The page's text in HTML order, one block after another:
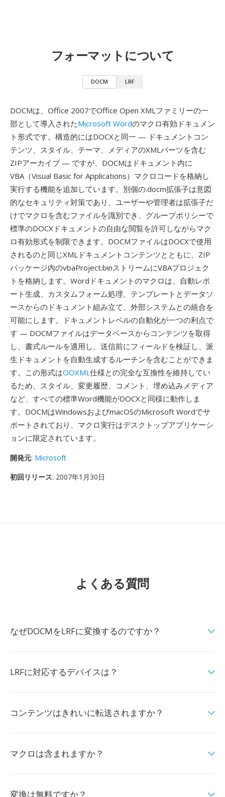
フォーマットについて
DOCM LRF
DOCMは、Office 2007でOffice Open XMLファミリーの一
部として導入されたMicrosoft Wordのマクロ有効ドキュメン
ト形式です。構造的にはDOCXと同一 — ドキュメントコン
テンツ、スタイル、テーマ、メディアのXMLパーツを含む
ZIPアーカイブ — ですが、DOCMはドキュメント内に
VBA（Visual Basic for Applications）マクロコードを格納し
実行する機能を追加しています。別個の.docm拡張子は意図
的なセキュリティ対策であり、ユーザーや管理者は拡張子だ
けでマクロを含むファイルを識別でき、グループポリシーで
標準のDOCXドキュメントの自由な閲覧を許可しながらマク
ロ有効形式を制限できます。DOCMファイルはDOCXで使用
されるのと同じXMLドキュメントコンテンツとともに、ZIP
パッケージ内のvbaProject.binストリームにVBAプロジェク
トを格納します。Wordドキュメントのマクロは、自動レポ
ート生成、カスタムフォーム処理、テンプレートとデータソ
ースからのドキュメント組み立て、外部システムとの統合を
可能にします。ドキュメントレベルの自動化が一つの利点で
す — DOCMファイルはデータベースからコンテンツを取得
し、書式ルールを適用し、送信前にフィールドを検証し、派
生ドキュメントを自動生成するルーチンを含むことができま
す。この形式はOOXML仕様との完全な互換性を維持してい
るため、スタイル、変更履歴、コメント、埋め込みメディア
など、すべての標準Word機能がDOCXと同様に動作しま
す。DOCMはWindowsおよびmacOSのMicrosoft Wordでサ
ポートされており、マクロ実行はデスクトップアプリケーシ
ョンに限定されています。
開発元: Microsoft
初回リリース: 2007年1月30日
よくある質問
なぜDOCMをLRFに変換するのですか？
LRFに対応するデバイスは？
コンテンツはきれいに転送されますか？
マクロは含まれますか？
変換は無料ですか？